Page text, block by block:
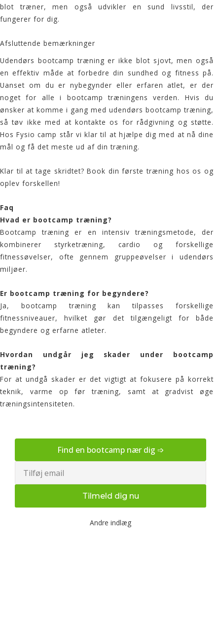
blot træner, men også udvikler en sund livsstil, der
fungerer for dig.
Afsluttende bemærkninger
Udendørs bootcamp træning er ikke blot sjovt, men også
en effektiv måde at forbedre din sundhed og fitness på.
Uanset om du er nybegynder eller erfaren atlet, er der
noget for alle i bootcamp træningens verden. Hvis du
ønsker at komme i gang med udendørs bootcamp træning,
så tøv ikke med at kontakte os for rådgivning og støtte.
HosFysio camp står vi klar til at hjælpe dig med at nå dine
mål og få det meste ud af din træning.
Klar til at tage skridtet? Book din første træning hos os og
oplev forskellen!
Faq
Hvad er bootcamp træning?
Bootcamp træning er en intensiv træningsmetode, der
kombinerer styrketræning, cardio og forskellige
fitnessøvelser, ofte gennem gruppeøvelser i udendørs
miljøer.
Er bootcamp træning for begyndere?
Ja, bootcamp træning kan tilpasses forskellige
fitnessniveauer, hvilket gør det tilgængeligt for både
begyndere og erfarne atleter.
Hvordan undgår jeg skader under bootcamp
træning?
For at undgå skader er det vigtigt at fokusere på korrekt
teknik, varme op før træning, samt at gradvist øge
træningsintensiteten.
Find en bootcamp nær dig ➩
Tilmeld dig nu
Andre indlæg